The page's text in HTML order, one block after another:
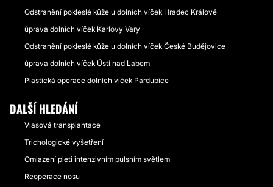
Odstranění pokleslé kůže u dolních víček Hradec Králové
úprava dolních víček Karlovy Vary
Odstranění pokleslé kůže u dolních víček České Budějovice
úprava dolních víček Ústí nad Labem
Plastická operace dolních víček Pardubice
DALŠÍ HLEDÁNÍ
Vlasová transplantace
Trichologické vyšetření
Omlazení pleti intenzivním pulsním světlem
Reoperace nosu